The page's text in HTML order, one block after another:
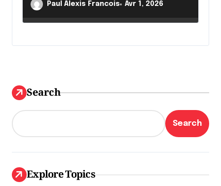
Paul Alexis Francois Avr 1, 2026
Search
Search
Explore Topics